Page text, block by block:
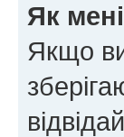
Як
Якщо